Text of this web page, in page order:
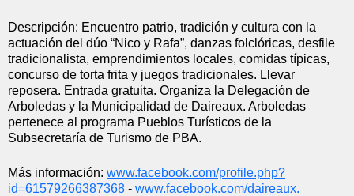
Descripción: Encuentro patrio, tradición y cultura con la
actuación del dúo “Nico y Rafa”, danzas folclóricas, desfile
tradicionalista, emprendimientos locales, comidas típicas,
concurso de torta frita y juegos tradicionales. Llevar
reposera. Entrada gratuita. Organiza la Delegación de
pertenece al programa Pueblos Turísticos de la
Subsecretaría de Turismo de PBA.
Más información: www.facebook.com/profile.php?
id=61579266387368 - www.facebook.com/daireaux.